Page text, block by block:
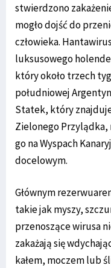
stwierdzono
mogło dojść do
człowieka.
luksusowego
który około trzech
południowej
Statek, który
Zielonego Przylądka,
go na Wyspach
docelowym.
Głównym
takie jak myszy,
przenoszące wirusa
zakażają się
kałem, moczem lub